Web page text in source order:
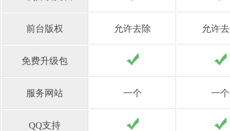
前台版权 允许去除 允许
免费升级包
服务网站 一个 一个
QQ支持